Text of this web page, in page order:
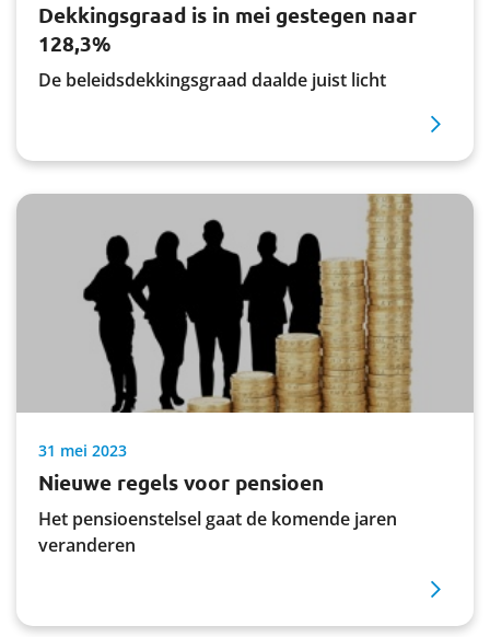
Dekkingsgraad is in mei gestegen naar
128,3%
De beleidsdekkingsgraad daalde juist licht
31 mei 2023
Nieuwe regels voor pensioen
Het pensioenstelsel gaat de komende jaren
veranderen